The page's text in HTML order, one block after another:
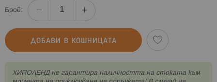
Брой:
ДОБАВИ В КОШНИЦАТА
XИПОЛЕНД не гарантира наличността на стоката към